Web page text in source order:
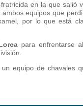
en la que salió
ambos equipos que
por lo que está
para enfrentarse
, un equipo de chavales